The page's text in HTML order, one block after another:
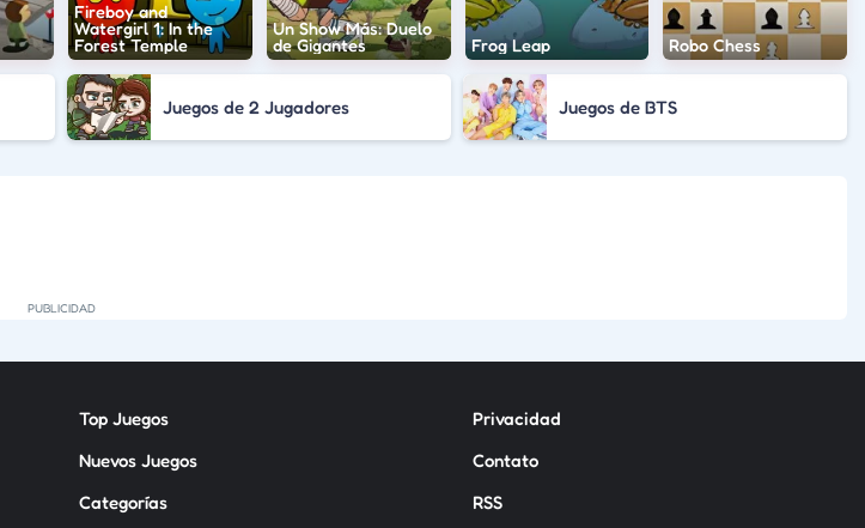
Fireboy and
Watergirl 1: In the
Forest Temple
Un Show Más: Duelo
de Gigantes
Frog Leap Robo Chess
Juegos de 2 Jugadores Juegos de BTS
Top Juegos
Nuevos Juegos
Categorías
Privacidad
Contato
RSS